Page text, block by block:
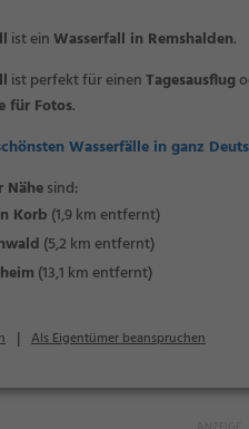
ist einWasserfall in Remshalden.
ist perfekt für einenTagesausflug
für Fotos.
Wasserfälle in ganz
Nähesind:
Korb (1,9 km entfernt)
(5,2 km entfernt)
(13,1 km entfernt)
| Als Eigentümer beanspruchen